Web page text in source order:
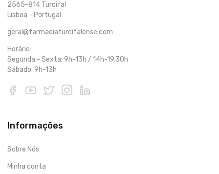
2565-814 Turcifal
Lisboa - Portugal
geral@farmaciaturcifalense.com
Horário:
Segunda - Sexta: 9h-13h / 14h-19.30h
Sábado: 9h-13h
Informações
Sobre Nós
Minha conta